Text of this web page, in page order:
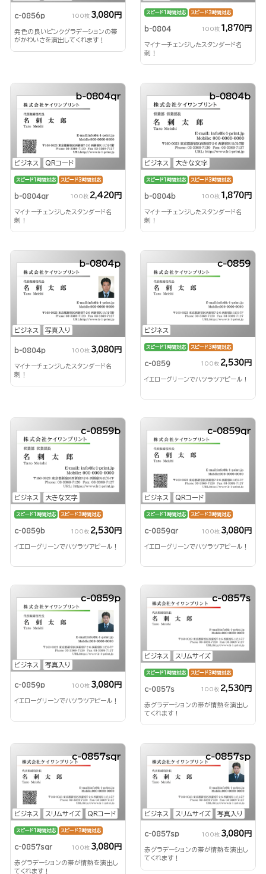
c-0856p 100枚 3,080円
発色の良いピンクグラデーションの帯
がかわいさを演出してくれます！
スピード1時間対応 スピード3時間対応
b-0804 100枚 1,870円
マイナーチェンジしたスタンダード名
刺！
ビジネス QRコード
b-0804qr
スピード1時間対応 スピード3時間対応
b-0804qr 100枚 2,420円
マイナーチェンジしたスタンダード名
刺！
ビジネス 大きな文字
b-0804b
スピード1時間対応 スピード3時間対応
b-0804b 100枚 1,870円
マイナーチェンジしたスタンダード名
刺！
ビジネス 写真入り
b-0804p
b-0804p 100枚 3,080円
マイナーチェンジしたスタンダード名
刺！
ビジネス
c-0859
スピード1時間対応 スピード3時間対応
c-0859 100枚 2,530円
イエローグリーンでハツラツアピール！
ビジネス 大きな文字
c-0859b
スピード1時間対応 スピード3時間対応
c-0859b 100枚 2,530円
イエローグリーンでハツラツアピール！
ビジネス QRコード
c-0859qr
スピード1時間対応 スピード3時間対応
c-0859qr 100枚 3,080円
イエローグリーンでハツラツアピール！
ビジネス 写真入り
c-0859p
c-0859p 100枚 3,080円
イエローグリーンでハツラツアピール！
ビジネス スリムサイズ
c-0857s
スピード1時間対応 スピード3時間対応
c-0857s 100枚 2,530円
赤グラデーションの帯が情熱を演出し
てくれます！
ビジネス スリムサイズ QRコード
c-0857sqr
スピード1時間対応 スピード3時間対応
c-0857sqr 100枚 3,080円
赤グラデーションの帯が情熱を演出し
てくれます！
ビジネス スリムサイズ 写真入り
c-0857sp
c-0857sp 100枚 3,080円
赤グラデーションの帯が情熱を演出し
てくれます！